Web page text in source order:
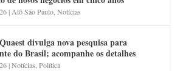
|Alô São Paulo,Notícias
divulga nova pesquisa para
do Brasil; acompanhe os detalhes
|Notícias,Política